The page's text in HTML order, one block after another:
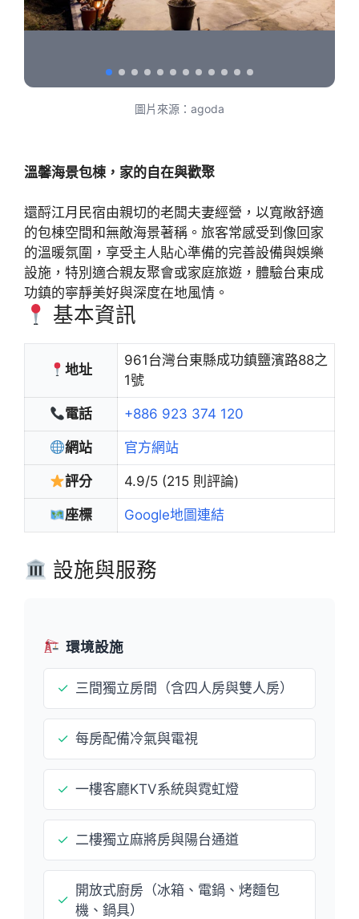
圖片來源：agoda
溫馨海景包棟，家的自在與歡聚
還酹江月民宿由親切的老闆夫妻經營，以寬敞舒適
的包棟空間和無敵海景著稱。旅客常感受到像回家
的溫暖氛圍，享受主人貼心準備的完善設備與娛樂
設施，特別適合親友聚會或家庭旅遊，體驗台東成
功鎮的寧靜美好與深度在地風情。
基本資訊
地址
961台灣台東縣成功鎮鹽濱路88之
1號
電話 +886 923 374 120
網站 官方網站
評分 4.9/5 (215 則評論)
座標 Google地圖連結
設施與服務
環境設施
✓ 三間獨立房間（含四人房與雙人房）
✓ 每房配備冷氣與電視
✓ 一樓客廳KTV系統與霓虹燈
✓ 二樓獨立麻將房與陽台通道
✓
開放式廚房（冰箱、電鍋、烤麵包
機、鍋具）